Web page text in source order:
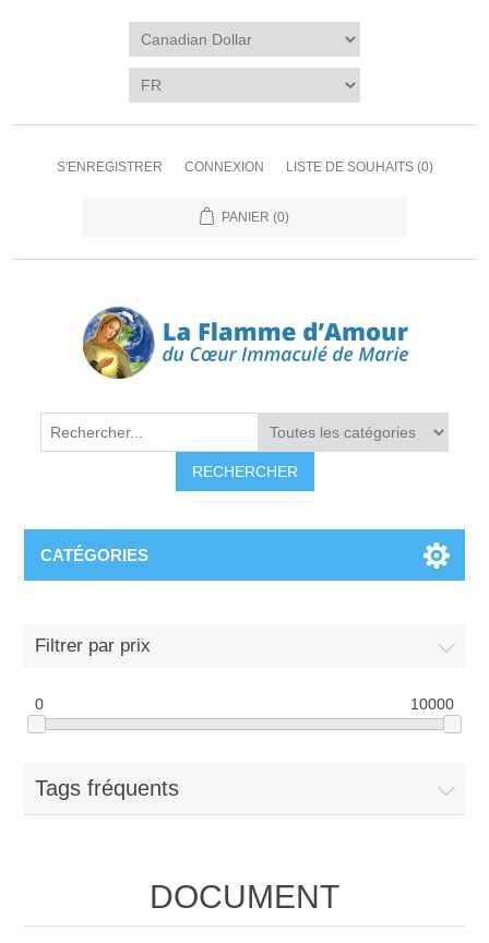
S'ENREGISTRER CONNEXION LISTE DE SOUHAITS (0)
PANIER (0)
RECHERCHER
CATÉGORIES
Filtrer par prix
0 10000
Tags fréquents
DOCUMENT